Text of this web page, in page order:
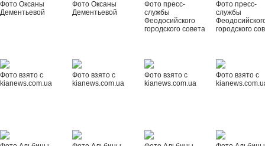
Фото Оксаны
Дементьевой
Фото Оксаны
Дементьевой
Фото пресс-
службы
Феодосийского
городского совета
Фото пресс-
службы
городского
Фото взято с
kianews.com.ua
Фото взято с
kianews.com.ua
Фото взято с
kianews.com.ua
Фото взято с